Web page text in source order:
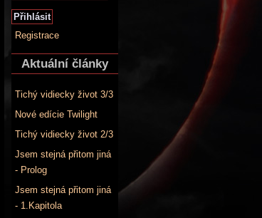
Registrace
Aktuální články
Tichý vidiecky život 3/3
Nové edície Twilight
Tichý vidiecky život 2/3
Jsem stejná přitom jiná
- Prolog
Jsem stejná přitom jiná
- 1.Kapitola